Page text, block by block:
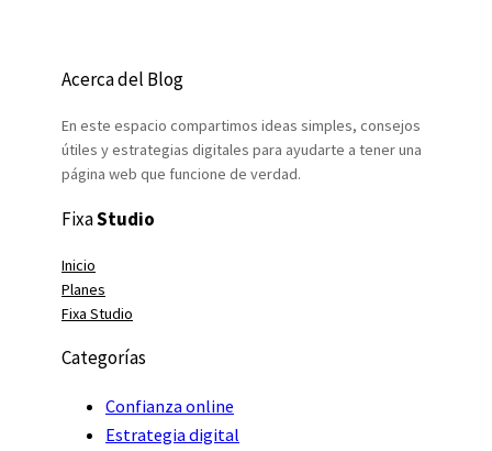
Acerca del Blog
En este espacio compartimos ideas simples, consejos
útiles y estrategias digitales para ayudarte a tener una
página web que funcione de verdad.
FixaStudio
Inicio
Planes
Fixa Studio
Categorías
Confianza online
Estrategia digital